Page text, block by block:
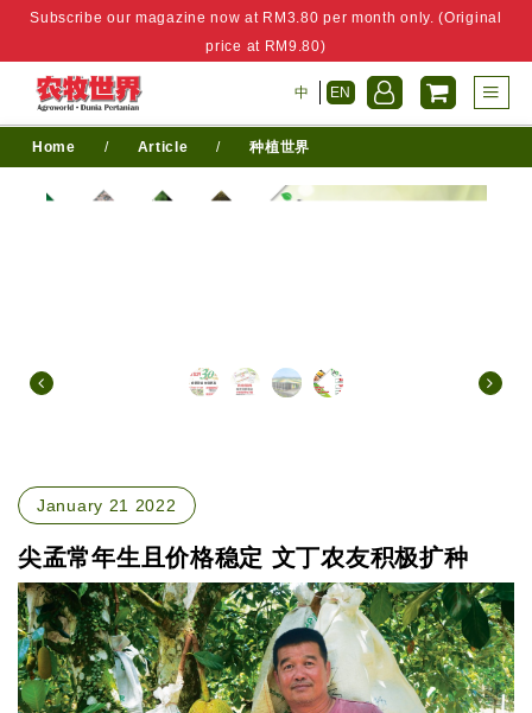
Subscribe our magazine now at RM3.80 per month only. (Original
price at RM9.80)
中 EN
Home / Article / 种植世界
January 21 2022
尖孟常年生且价格稳定 文丁农友积极扩种